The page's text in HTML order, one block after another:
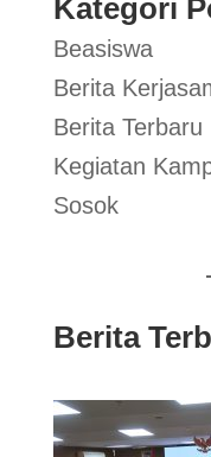
Kategori
Beasiswa
Berita
Berita Terbaru
Kegiatan
Sosok
Berita